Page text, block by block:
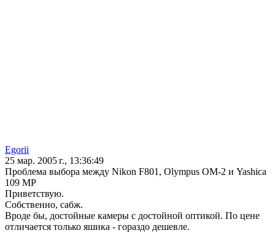
Egorii
25 мар. 2005 г., 13:36:49
Проблема выбора между Nikon F801, Olympus OM-2 и Yashica
109 MP
Приветствую.
Собственно, сабж.
Вроде бы, достойные камеры с достойной оптикой. По цене
отличается только яшика - гораздо дешевле.